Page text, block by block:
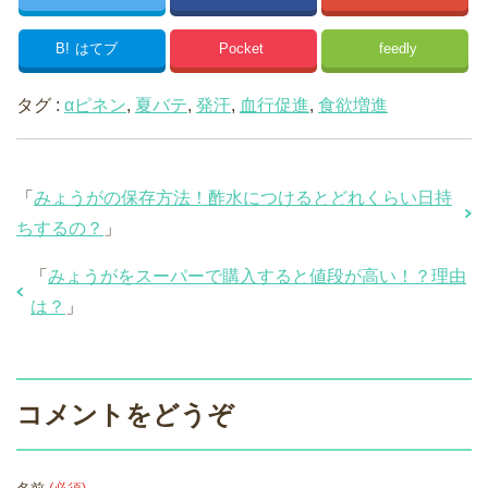
B! はてブ Pocket feedly
タグ : αピネン, 夏バテ, 発汗, 血行促進, 食欲増進
「 みょうがの保存方法！酢水につけるとどれくらい日持
ちするの？ 」
「 みょうがをスーパーで購入すると値段が高い！？理由
は？ 」
コメントをどうぞ